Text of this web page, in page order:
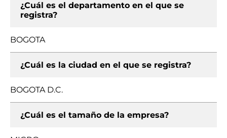
¿Cuál es el departamento en el que se
registra?
BOGOTA
¿Cuál es la ciudad en el que se registra?
BOGOTA D.C.
¿Cuál es el tamaño de la empresa?